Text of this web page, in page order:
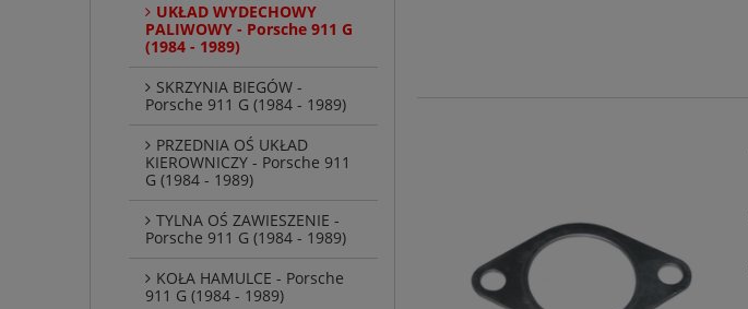
UKŁAD WYDECHOWY
PALIWOWY - Porsche 911 G
(1984 - 1989)
SKRZYNIA BIEGÓW -
Porsche 911 G (1984 - 1989)
PRZEDNIA OŚ UKŁAD
KIEROWNICZY - Porsche 911
G (1984 - 1989)
TYLNA OŚ ZAWIESZENIE -
Porsche 911 G (1984 - 1989)
KOŁA HAMULCE - Porsche
911 G (1984 - 1989)